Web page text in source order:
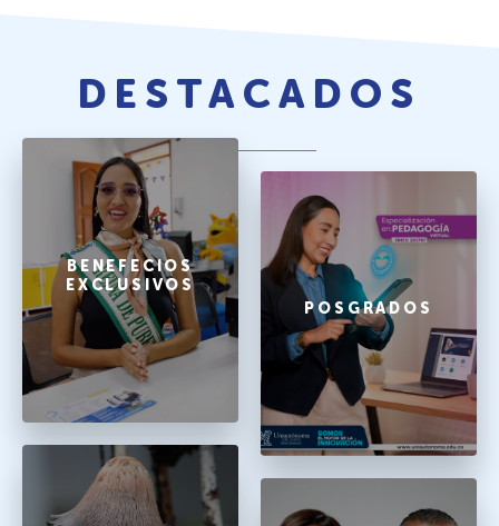
DESTACADOS
BENEFECIOS
EXCLUSIVOS
POSGRADOS